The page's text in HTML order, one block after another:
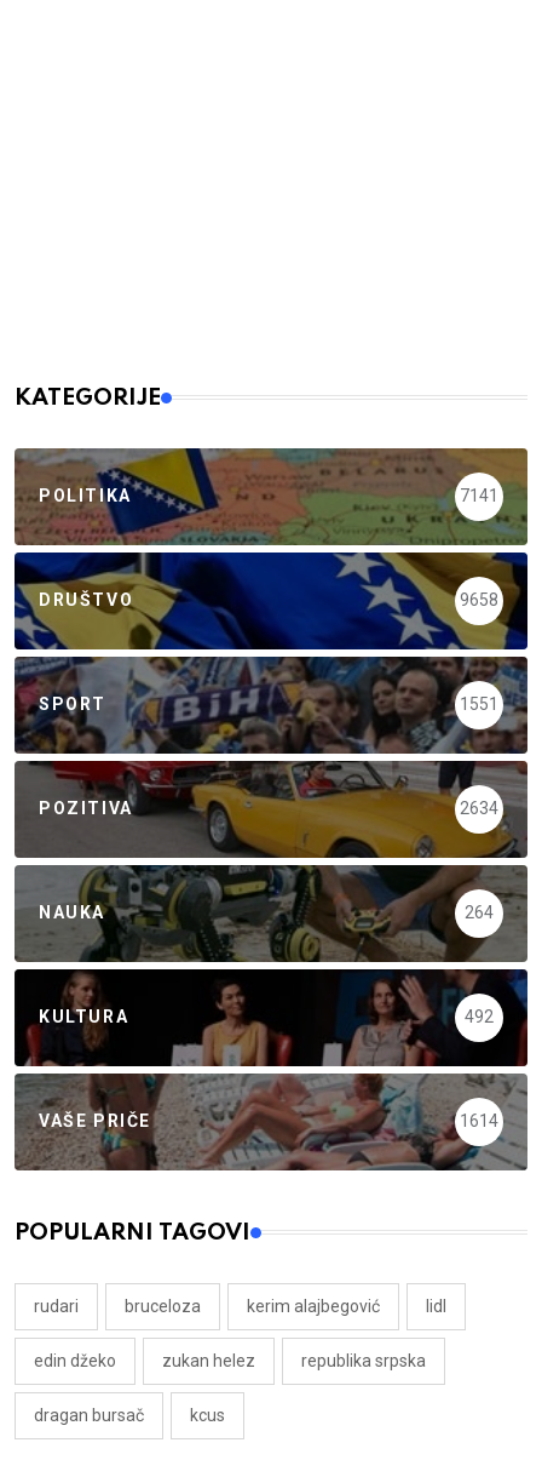
KATEGORIJE
POLITIKA 7141
DRUŠTVO 9658
SPORT 1551
POZITIVA 2634
NAUKA 264
KULTURA 492
VAŠE PRIČE 1614
POPULARNI TAGOVI
rudari bruceloza kerim alajbegović lidl
edin džeko zukan helez republika srpska
dragan bursač kcus